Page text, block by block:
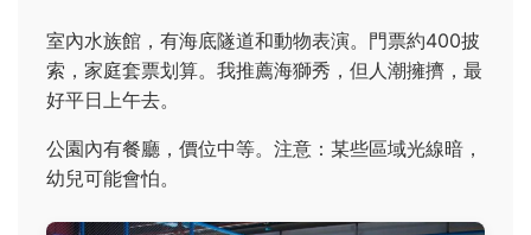
室內水族館，有海底隧道和動物表演。門票約400披
索，家庭套票划算。我推薦海獅秀，但人潮擁擠，最
好平日上午去。
公園內有餐廳，價位中等。注意：某些區域光線暗，
幼兒可能會怕。